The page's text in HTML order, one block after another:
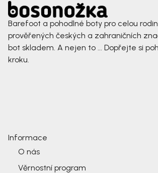
Barefoot a pohodlné boty pro celou
prověřených českých a zahraničních
bot skladem. A nejen to ... Dopřejte si
kroku.
Informace
O nás
Věrnostní program